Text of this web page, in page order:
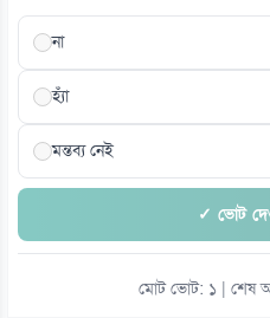
না
হ্যাঁ
মন্তব্য নেই
✓ ভোট
মোট ভোট: ১ | শেষ